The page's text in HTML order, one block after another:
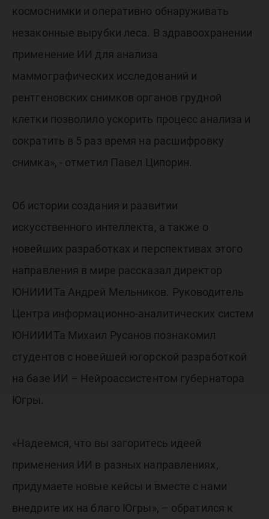
космоснимки и оперативно обнаруживать
незаконные вырубки леса. В здравоохранении
применение ИИ для анализа
маммографических исследований и
рентгеновских снимков органов грудной
клетки позволило ускорить процесс анализа и
сократить в 5 раз время на расшифровку
снимка», - отметил Павел Ципорин.
Об истории создания и развитии
искусственного интеллекта, а также о
новейших разработках и перспективах этого
направления в мире рассказал директор
ЮНИИИТа Андрей Мельников. Руководитель
Центра информационно-аналитических систем
ЮНИИИТа Михаил Русанов познакомил
студентов с новейшей югорской разработкой
на базе ИИ – Нейроассистентом губернатора
Югры.
«Надеемся, что вы загоритесь идеей
применения ИИ в разных направлениях,
придумаете новые кейсы и вместе с нами
внедрите их на благо Югры», – обратился к